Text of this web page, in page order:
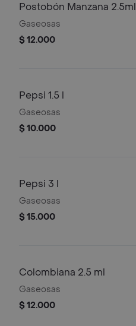
Postobón Manzana 2.5ml
Gaseosas
$ 12.000
Pepsi 1.5 l
Gaseosas
$ 10.000
Pepsi 3 l
Gaseosas
$ 15.000
Colombiana 2.5 ml
Gaseosas
$ 12.000